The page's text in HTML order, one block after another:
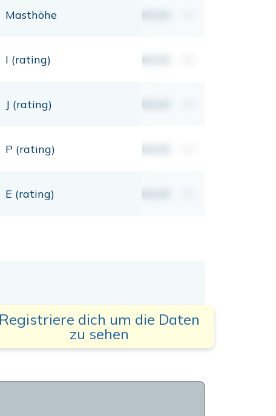
Masthöhe 00,00
I (rating) 00,00
J (rating) 00,00
P (rating) 00,00
E (rating) 00,00
Registriere dich um die Daten
zu sehen